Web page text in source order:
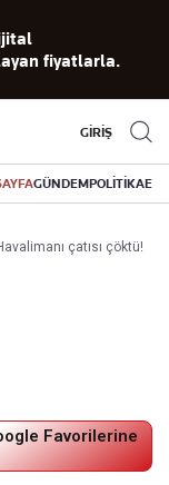
fiyatlarla.
GİRİŞ
GÜNDEMPOLİTİKA
çatısı çöktü!
Favorilerine